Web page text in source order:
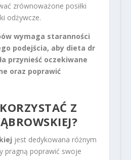
zrównoważone posiłki
odżywcze.
wymaga staranności
podejścia, aby dieta dr
przynieść oczekiwane
oraz poprawić
Z
jest dedykowana różnym
pragną poprawić swoje